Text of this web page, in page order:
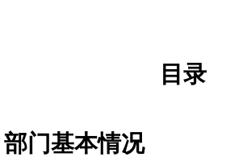
目录
部门基本情况